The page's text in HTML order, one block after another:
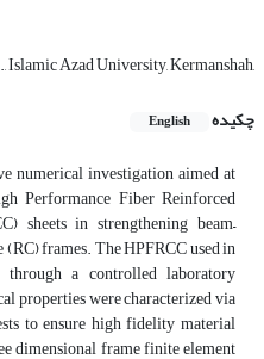
Azad University, Kermanshah,
چکیده
English
numerical investigation aimed at
Performance Fiber Reinforced
sheets in strengthening beam–
frames. The HPFRCC used in
a controlled laboratory
properties were characterized via
to ensure high fidelity material
dimensional frame finite element